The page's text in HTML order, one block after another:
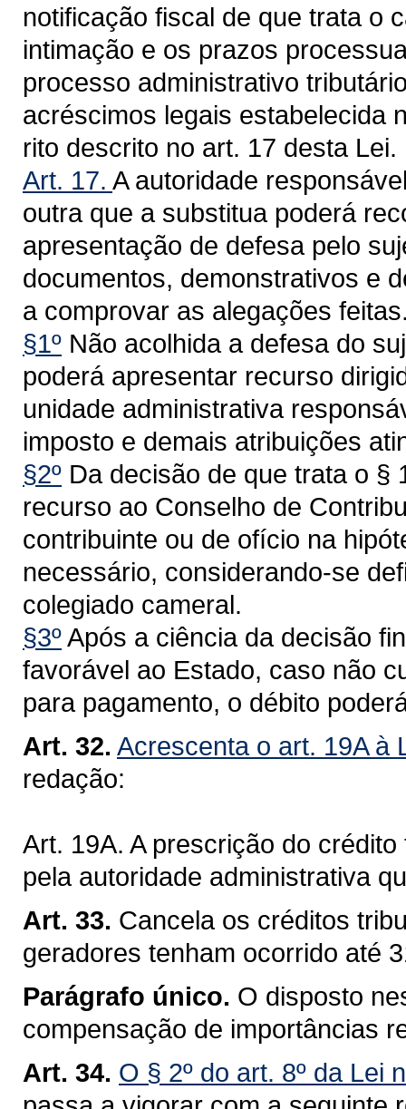
notificação fiscal de que trata o
intimação e os prazos
processo administrativo
acréscimos legais estabelecida
rito descrito no art. 17 desta Lei.
Art. 17. A autoridade
outra que a substitua poderá
apresentação de defesa pelo
documentos, demonstrativos e
a comprovar as alegações
§1º Não acolhida a defesa do
poderá apresentar recurso
unidade administrativa
imposto e demais atribuições
§2º Da decisão de que trata o §
recurso ao Conselho de
contribuinte ou de ofício na
necessário, considerando-se
colegiado cameral.
§3ºApós a ciência da decisão
favorável ao Estado, caso não
para pagamento, o débito
Art. 32. Acrescenta o art. 19A à
redação:
Art. 19A. A prescrição do
pela autoridade administrativa
Art. 33. Cancela os créditos
geradores tenham ocorrido até
Parágrafo único. O disposto
compensação de importâncias
Art. 34. O § 2º do art. 8º da Lei